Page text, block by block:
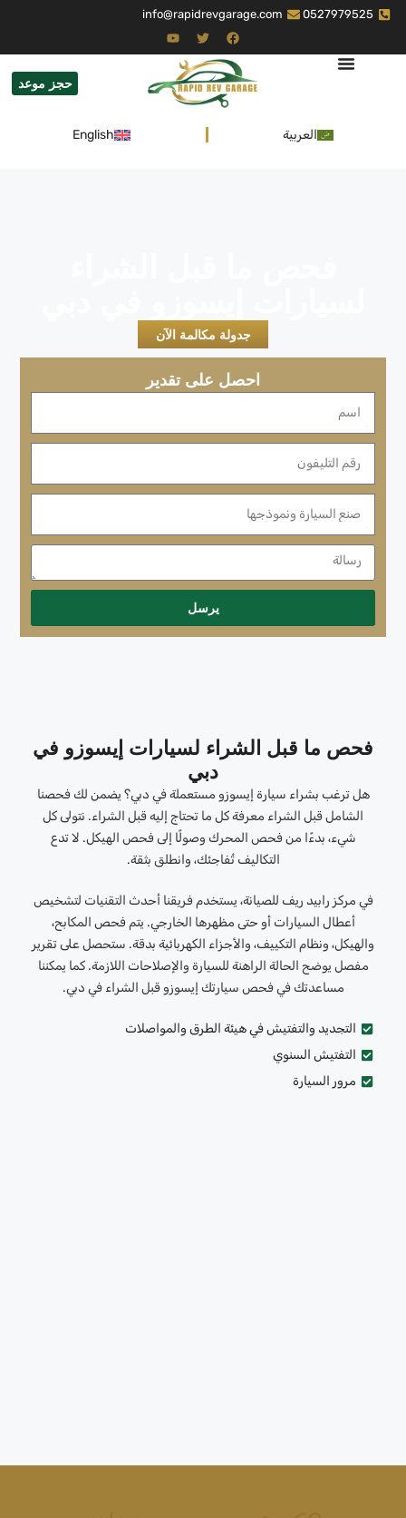
0527979525
info@rapidrevgarage.com
حجز موعد
العربية English
جدولة مكالمة الآن
احصل على تقدير
يرسل
فحص ما قبل الشراء لسيارات إيسوزو في
دبي
هل ترغب بشراء سيارة إيسوزو مستعملة في دبي؟ يضمن لك فحصنا
الشامل قبل الشراء معرفة كل ما تحتاج إليه قبل الشراء. نتولى كل
شيء، بدءًا من فحص المحرك وصولًا إلى فحص الهيكل. لا تدع
التكاليف تُفاجئك، وانطلق بثقة.
في مركز رابيد ريف للصيانة، يستخدم فريقنا أحدث التقنيات لتشخيص
أعطال السيارات أو حتى مظهرها الخارجي. يتم فحص المكابح،
والهيكل، ونظام التكييف، والأجزاء الكهربائية بدقة. ستحصل على تقرير
مفصل يوضح الحالة الراهنة للسيارة والإصلاحات اللازمة. كما يمكننا
مساعدتك في فحص سيارتك إيسوزو قبل الشراء في دبي.
التجديد والتفتيش في هيئة الطرق والمواصلات
التفتيش السنوي
مرور السيارة